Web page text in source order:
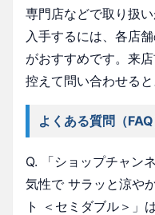
専門店などで取り扱
入手するには、各店
がおすすめです。来
控えて問い合わせると
よくある質問（FAQ
Q. 「ショップチャン
気性で サラッと涼や
ト ＜セミダブル＞」